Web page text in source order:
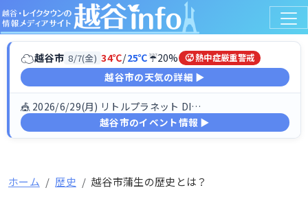
☁越谷市 8/7(金) 34℃/25℃☔20% 🥵 熱中症厳重警戒
越谷市の天気の詳細 ▶
🎪 2026/6/29(月) リトルプラネット DINO FESTIV…
越谷市のイベント情報 ▶
ホーム 歴史 越谷市蒲生の歴史とは？